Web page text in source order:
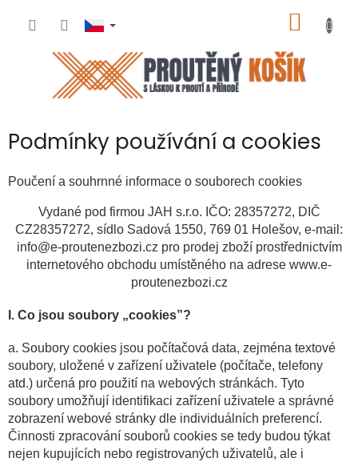
KOŠÍK
Podmínky používání a cookies
Poučení a souhrnné informace o souborech cookies
Vydané pod firmou JAH s.r.o. IČO: 28357272, DIČ
CZ28357272, sídlo Sadová 1550, 769 01 Holešov, e-mail:
info@e-proutenezbozi.cz pro prodej zboží prostřednictvím
internetového obchodu umístěného na adrese www.e-
proutenezbozi.cz
I. Co jsou soubory „cookies”?
a. Soubory cookies jsou počítačová data, zejména textové
soubory, uložené v zařízení uživatele (počítače, telefony
atd.) určená pro použití na webových stránkách. Tyto
soubory umožňují identifikaci zařízení uživatele a správné
zobrazení webové stránky dle individuálních preferencí.
Činnosti zpracování souborů cookies se tedy budou týkat
nejen kupujících nebo registrovaných uživatelů, ale i